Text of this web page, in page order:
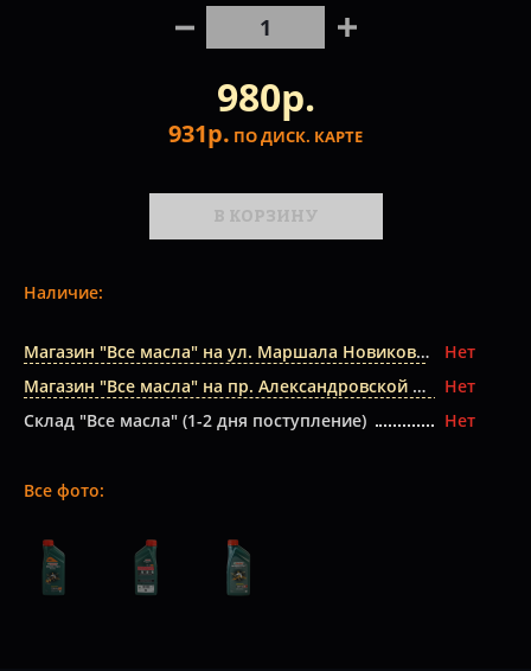
980р.
931р. ПО ДИСК. КАРТЕ
В КОРЗИНУ
Наличие:
Магазин "Все масла" на ул. Маршала Новикова
Нет
Магазин "Все масла" на пр. Александровской Фермы
Нет
Склад "Все масла" (1-2 дня поступление)
Нет
Все фото: